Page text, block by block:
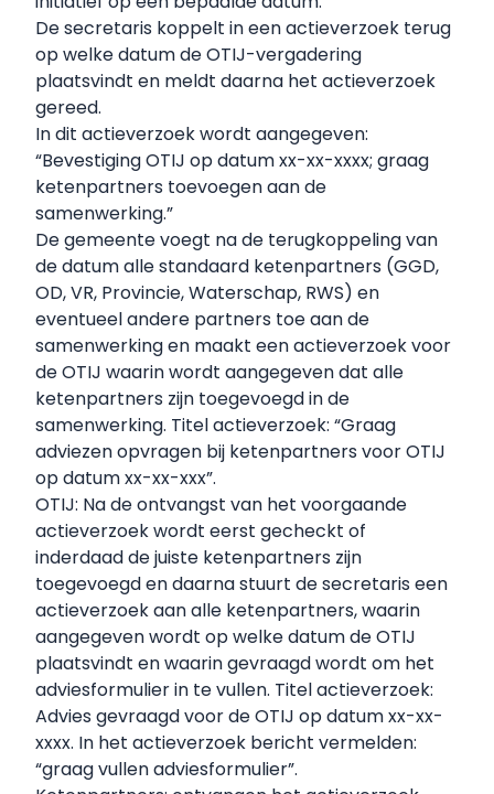
De secretaris koppelt in een actieverzoek terug
op welke datum de OTIJ-vergadering
plaatsvindt en meldt daarna het actieverzoek
gereed.
In dit actieverzoek wordt aangegeven:
“Bevestiging OTIJ op datum xx-xx-xxxx; graag
ketenpartners toevoegen aan de
samenwerking.”
De gemeente voegt na de terugkoppeling van
de datum alle standaard ketenpartners (GGD,
OD, VR, Provincie, Waterschap, RWS) en
eventueel andere partners toe aan de
samenwerking en maakt een actieverzoek voor
de OTIJ waarin wordt aangegeven dat alle
ketenpartners zijn toegevoegd in de
samenwerking. Titel actieverzoek: “Graag
adviezen opvragen bij ketenpartners voor OTIJ
op datum xx-xx-xxx”.
OTIJ: Na de ontvangst van het voorgaande
actieverzoek wordt eerst gecheckt of
inderdaad de juiste ketenpartners zijn
toegevoegd en daarna stuurt de secretaris een
actieverzoek aan alle ketenpartners, waarin
aangegeven wordt op welke datum de OTIJ
plaatsvindt en waarin gevraagd wordt om het
adviesformulier in te vullen. Titel actieverzoek:
Advies gevraagd voor de OTIJ op datum xx-xx-
xxxx. In het actieverzoek bericht vermelden:
“graag vullen adviesformulier”.